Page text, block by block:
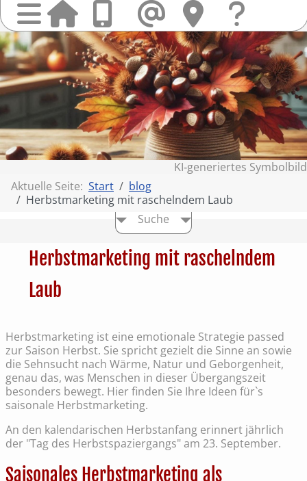
Anrufen
Mail
finden
Sie
uns
&
KI‑generiertes Symbolbild
Aktuelle Seite: Start
blog
Herbstmarketing mit raschelndem Laub
Suche
Herbstmarketing mit raschelndem
Laub
Herbstmarketing ist eine emotionale Strategie passed
zur Saison Herbst. Sie spricht gezielt die Sinne an sowie
die Sehnsucht nach Wärme, Natur und Geborgenheit,
genau das, was Menschen in dieser Übergangszeit
besonders bewegt. Hier finden Sie Ihre Ideen für`s
saisonale Herbstmarketing.
An den kalendarischen Herbstanfang erinnert jährlich
der "Tag des Herbstspaziergangs" am 23. September.
Saisonales Herbstmarketing als